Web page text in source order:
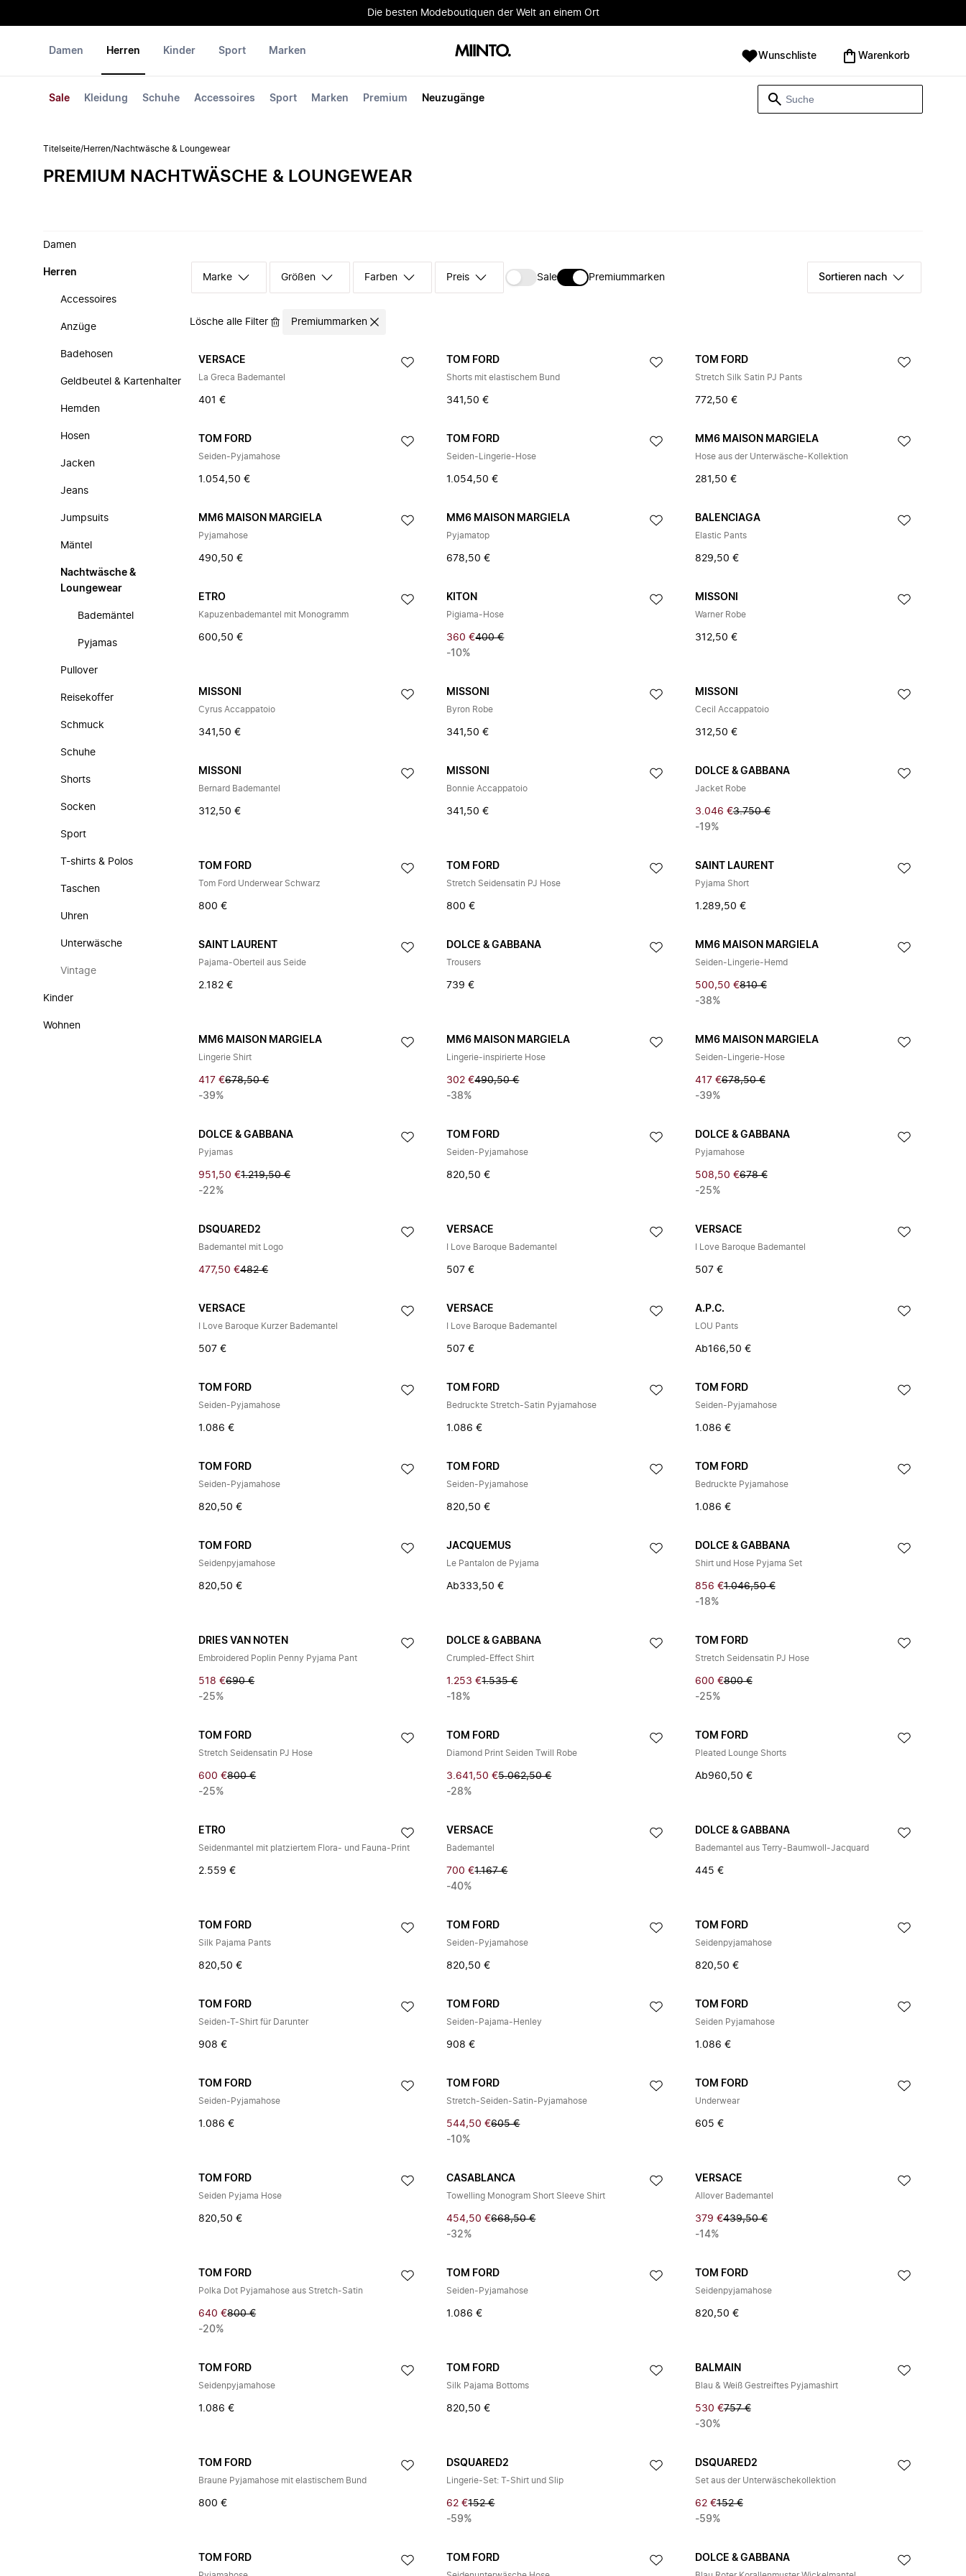
Die besten Modeboutiquen der Welt an einem Ort
Damen Herren
Sale Kleidung Schuhe Accessoires Sport Marken Premium Neuzugänge
Kinder Sport Marken Wunschliste Warenkorb
Titelseite/Herren/Nachtwäsche & Loungewear
PREMIUM NACHTWÄSCHE & LOUNGEWEAR
Damen
Herren
Accessoires
Anzüge
Badehosen
Geldbeutel & Kartenhalter
Hemden
Hosen
Jacken
Jeans
Jumpsuits
Mäntel
Nachtwäsche &
Loungewear
Bademäntel
Pyjamas
Pullover
Reisekoffer
Schmuck
Schuhe
Shorts
Socken
Sport
T-shirts & Polos
Taschen
Uhren
Unterwäsche
Vintage
Kinder
Wohnen
Marke Größen Farben Preis Sale Premiummarken Sortieren nach
Lösche alle Filter Premiummarken
VERSACE
La Greca Bademantel
401 €
TOM FORD
Shorts mit elastischem Bund
341,50 €
TOM FORD
Stretch Silk Satin PJ Pants
772,50 €
TOM FORD
Seiden-Pyjamahose
1.054,50 €
TOM FORD
Seiden-Lingerie-Hose
1.054,50 €
MM6 MAISON MARGIELA
Hose aus der Unterwäsche-Kollektion
281,50 €
MM6 MAISON MARGIELA
Pyjamahose
490,50 €
MM6 MAISON MARGIELA
Pyjamatop
678,50 €
BALENCIAGA
Elastic Pants
829,50 €
ETRO
Kapuzenbademantel mit Monogramm
600,50 €
KITON
Pigiama-Hose
360 €400 €
-10%
MISSONI
Warner Robe
312,50 €
MISSONI
Cyrus Accappatoio
341,50 €
MISSONI
Byron Robe
341,50 €
MISSONI
Cecil Accappatoio
312,50 €
MISSONI
Bernard Bademantel
312,50 €
MISSONI
Bonnie Accappatoio
341,50 €
DOLCE & GABBANA
Jacket Robe
3.046 €3.750 €
-19%
TOM FORD
Tom Ford Underwear Schwarz
800 €
TOM FORD
Stretch Seidensatin PJ Hose
800 €
SAINT LAURENT
Pyjama Short
1.289,50 €
SAINT LAURENT
Pajama-Oberteil aus Seide
2.182 €
DOLCE & GABBANA
Trousers
739 €
MM6 MAISON MARGIELA
Seiden-Lingerie-Hemd
500,50 €810 €
-38%
MM6 MAISON MARGIELA
Lingerie Shirt
417 €678,50 €
-39%
MM6 MAISON MARGIELA
Lingerie-inspirierte Hose
302 €490,50 €
-38%
MM6 MAISON MARGIELA
Seiden-Lingerie-Hose
417 €678,50 €
-39%
DOLCE & GABBANA
Pyjamas
951,50 €1.219,50 €
-22%
TOM FORD
Seiden-Pyjamahose
820,50 €
DOLCE & GABBANA
Pyjamahose
508,50 €678 €
-25%
DSQUARED2
Bademantel mit Logo
477,50 €482 €
VERSACE
I Love Baroque Bademantel
507 €
VERSACE
I Love Baroque Bademantel
507 €
VERSACE
I Love Baroque Kurzer Bademantel
507 €
VERSACE
I Love Baroque Bademantel
507 €
A.P.C.
LOU Pants
Ab166,50 €
TOM FORD
Seiden-Pyjamahose
1.086 €
TOM FORD
Bedruckte Stretch-Satin Pyjamahose
1.086 €
TOM FORD
Seiden-Pyjamahose
1.086 €
TOM FORD
Seiden-Pyjamahose
820,50 €
TOM FORD
Seiden-Pyjamahose
820,50 €
TOM FORD
Bedruckte Pyjamahose
1.086 €
TOM FORD
Seidenpyjamahose
820,50 €
JACQUEMUS
Le Pantalon de Pyjama
Ab333,50 €
DOLCE & GABBANA
Shirt und Hose Pyjama Set
856 €1.046,50 €
-18%
DRIES VAN NOTEN
Embroidered Poplin Penny Pyjama Pant
518 €690 €
-25%
DOLCE & GABBANA
Crumpled-Effect Shirt
1.253 €1.535 €
-18%
TOM FORD
Stretch Seidensatin PJ Hose
600 €800 €
-25%
TOM FORD
Stretch Seidensatin PJ Hose
600 €800 €
-25%
TOM FORD
Diamond Print Seiden Twill Robe
3.641,50 €5.062,50 €
-28%
TOM FORD
Pleated Lounge Shorts
Ab960,50 €
ETRO
Seidenmantel mit platziertem Flora- und Fauna-Print
2.559 €
VERSACE
Bademantel
700 €1.167 €
-40%
DOLCE & GABBANA
Bademantel aus Terry-Baumwoll-Jacquard
445 €
TOM FORD
Silk Pajama Pants
820,50 €
TOM FORD
Seiden-Pyjamahose
820,50 €
TOM FORD
Seidenpyjamahose
820,50 €
TOM FORD
Seiden-T-Shirt für Darunter
908 €
TOM FORD
Seiden-Pajama-Henley
908 €
TOM FORD
Seiden Pyjamahose
1.086 €
TOM FORD
Seiden-Pyjamahose
1.086 €
TOM FORD
Stretch-Seiden-Satin-Pyjamahose
544,50 €605 €
-10%
TOM FORD
Underwear
605 €
TOM FORD
Seiden Pyjama Hose
820,50 €
CASABLANCA
Towelling Monogram Short Sleeve Shirt
454,50 €668,50 €
-32%
VERSACE
Allover Bademantel
379 €439,50 €
-14%
TOM FORD
Polka Dot Pyjamahose aus Stretch-Satin
640 €800 €
-20%
TOM FORD
Seiden-Pyjamahose
1.086 €
TOM FORD
Seidenpyjamahose
820,50 €
TOM FORD
Seidenpyjamahose
1.086 €
TOM FORD
Silk Pajama Bottoms
820,50 €
BALMAIN
Blau & Weiß Gestreiftes Pyjamashirt
530 €757 €
-30%
TOM FORD
Braune Pyjamahose mit elastischem Bund
800 €
DSQUARED2
Lingerie-Set: T-Shirt und Slip
62 €152 €
-59%
DSQUARED2
Set aus der Unterwäschekollektion
62 €152 €
-59%
TOM FORD TOM FORD DOLCE & GABBANA